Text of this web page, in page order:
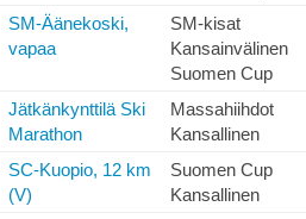
SM-Äänekoski,
vapaa
SM-kisat
Kansainvälinen
Suomen Cup
Jätkänkynttilä Ski
Marathon
Massahiihdot
Kansallinen
SC-Kuopio, 12 km
(V)
Suomen Cup
Kansallinen